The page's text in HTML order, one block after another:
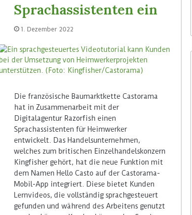
Sprachassistenten ein
1. Dezember 2022
Die französische Baumarktkette Castorama
hat in Zusammenarbeit mit der
Digitalagentur Razorfish einen
Sprachassistenten für Heimwerker
entwickelt. Das Handelsunternehmen,
welches zum britischen Einzelhandelskonzern
Kingfisher gehört, hat die neue Funktion mit
dem Namen Hello Casto auf der Castorama-
Mobil-App integriert. Diese bietet Kunden
Lernvideos, die vollständig sprachgesteuert
gefunden und während des Arbeitens genutzt
Media
W
a
i
t
r
o
s
e
h
a
t
30. Juli 2026
Waitrose hat digitale Labels
von SoluM mittlerweile in 200
Filialen